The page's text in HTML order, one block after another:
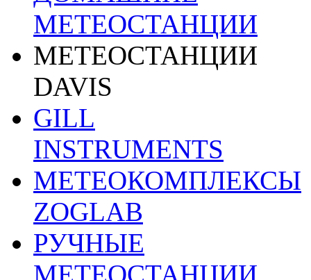
МЕТЕОСТАНЦИИ
МЕТЕОСТАНЦИИ
DAVIS
GILL
INSTRUMENTS
МЕТЕОКОМПЛЕКСЫ
ZOGLAB
РУЧНЫЕ